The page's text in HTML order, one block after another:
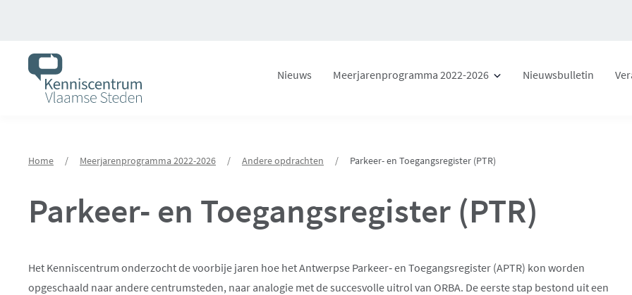
Nieuws Meerjarenprogramma 2022-2026 Nieuwsbulletin
Home / Meerjarenprogramma 2022-2026 / Andere opdrachten / Parkeer- en Toegangsregister (PTR)
Parkeer- en Toegangsregister (PTR)
Het Kenniscentrum onderzocht de voorbije jaren hoe het Antwerpse Parkeer‑ en Toegangsregister (APTR) kon worden
opgeschaald naar andere centrumsteden, naar analogie met de succesvolle uitrol van ORBA. De eerste stap bestond uit een